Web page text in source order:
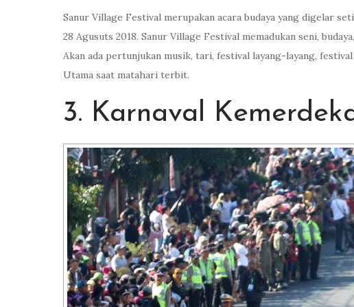
Sanur Village Festival merupakan acara budaya yang digelar
28 Agusuts 2018. Sanur Village Festival memadukan seni,
Akan ada pertunjukan musik, tari, festival layang-layang,
Utama saat matahari terbit.
3. Karnaval